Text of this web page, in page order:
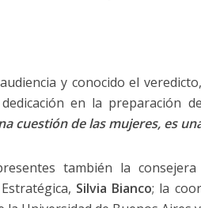
y conocido el
en la preparación
cuestión de las mujeres, es
también la
Silvia Bianco; la